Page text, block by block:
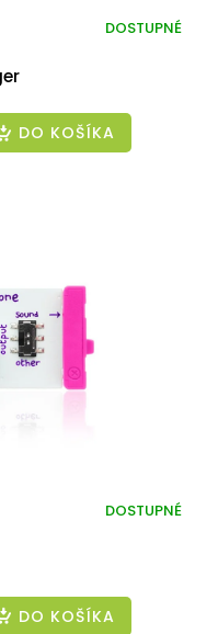
DOSTUPNÉ
DO KOŠÍKA
DOSTUPNÉ
DO KOŠÍKA